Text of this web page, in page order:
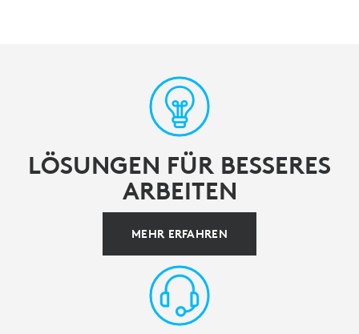
LÖSUNGEN FÜR BESSERES
ARBEITEN
MEHR ERFAHREN